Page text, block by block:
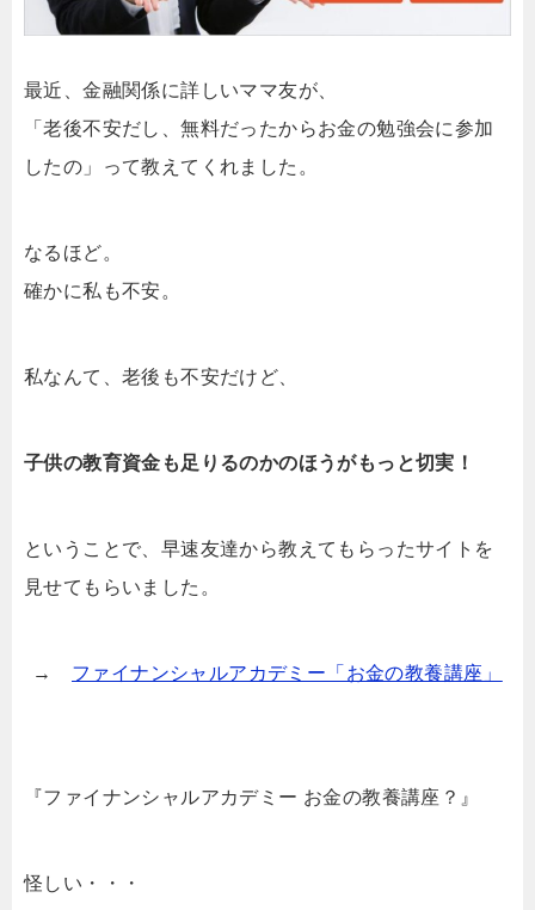
最近、金融関係に詳しいママ友が、
「老後不安だし、無料だったからお金の勉強会に参加
したの」って教えてくれました。
なるほど。
確かに私も不安。
私なんて、老後も不安だけど、
子供の教育資金も足りるのかのほうがもっと切実！
ということで、早速友達から教えてもらったサイトを
見せてもらいました。
→ ファイナンシャルアカデミー「お金の教養講座」
『ファイナンシャルアカデミー お金の教養講座？』
怪しい・・・